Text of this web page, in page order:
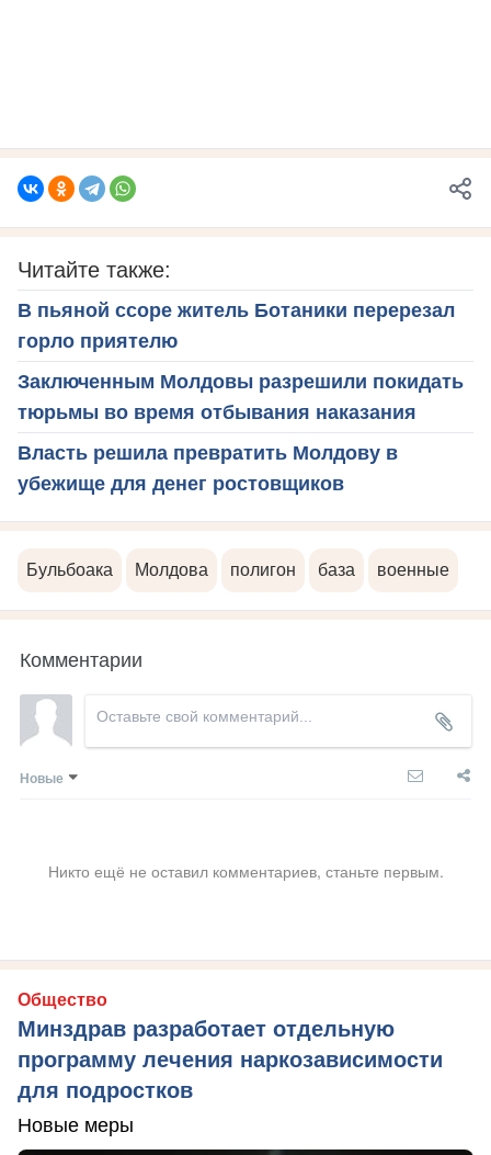
Читайте также:
В пьяной ссоре житель Ботаники перерезал
горло приятелю
Заключенным Молдовы разрешили покидать
тюрьмы во время отбывания наказания
Власть решила превратить Молдову в
убежище для денег ростовщиков
Бульбоака Молдова полигон база военные
Комментарии
Новые
Никто ещё не оставил комментариев, станьте первым.
Общество
Минздрав разработает отдельную
программу лечения наркозависимости
для подростков
Новые меры